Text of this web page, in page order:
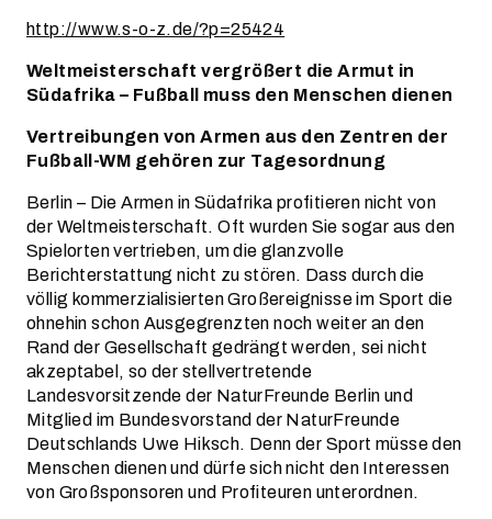
http://www.s-o-z.de/?p=25424
Weltmeisterschaft vergrößert die Armut in
Südafrika – Fußball muss den Menschen dienen
Vertreibungen von Armen aus den Zentren der
Fußball-WM gehören zur Tagesordnung
Berlin – Die Armen in Südafrika profitieren nicht von
der Weltmeisterschaft. Oft wurden Sie sogar aus den
Spielorten vertrieben, um die glanzvolle
Berichterstattung nicht zu stören. Dass durch die
völlig kommerzialisierten Großereignisse im Sport die
ohnehin schon Ausgegrenzten noch weiter an den
Rand der Gesellschaft gedrängt werden, sei nicht
akzeptabel, so der stellvertretende
Landesvorsitzende der NaturFreunde Berlin und
Mitglied im Bundesvorstand der NaturFreunde
Deutschlands Uwe Hiksch. Denn der Sport müsse den
Menschen dienen und dürfe sich nicht den Interessen
von Großsponsoren und Profiteuren unterordnen.